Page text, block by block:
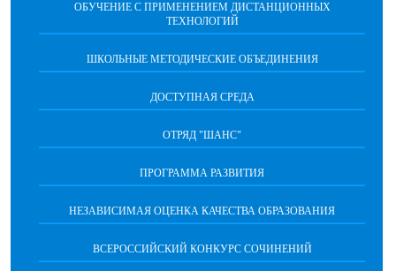
ОБУЧЕНИЕ С ПРИМЕНЕНИЕМ ДИСТАНЦИОННЫХ
ТЕХНОЛОГИЙ
ШКОЛЬНЫЕ МЕТОДИЧЕСКИЕ ОБЪЕДИНЕНИЯ
ДОСТУПНАЯ СРЕДА
ОТРЯД "ШАНС"
ПРОГРАММА РАЗВИТИЯ
НЕЗАВИСИМАЯ ОЦЕНКА КАЧЕСТВА ОБРАЗОВАНИЯ
ВСЕРОССИЙСКИЙ КОНКУРС СОЧИНЕНИЙ